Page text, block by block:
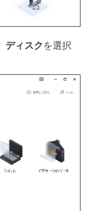
ディスク を選択